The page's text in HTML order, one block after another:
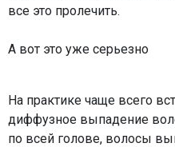
все это пролечить.
А вот это уже серьезно
На практике чаще всего
диффузное выпадение
по всей голове, волосы